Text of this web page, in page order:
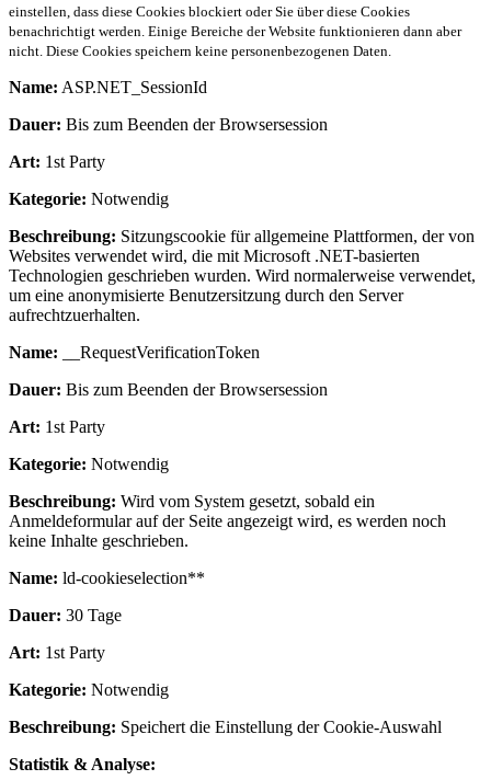
einstellen, dass diese Cookies blockiert oder Sie über diese Cookies
benachrichtigt werden. Einige Bereiche der Website funktionieren dann aber
nicht. Diese Cookies speichern keine personenbezogenen Daten.
Name: ASP.NET_SessionId
Dauer: Bis zum Beenden der Browsersession
Art: 1st Party
Kategorie: Notwendig
Beschreibung: Sitzungscookie für allgemeine Plattformen, der von
Websites verwendet wird, die mit Microsoft .NET-basierten
Technologien geschrieben wurden. Wird normalerweise verwendet,
um eine anonymisierte Benutzersitzung durch den Server
aufrechtzuerhalten.
Name: __RequestVerificationToken
Dauer: Bis zum Beenden der Browsersession
Art: 1st Party
Kategorie: Notwendig
Beschreibung: Wird vom System gesetzt, sobald ein
Anmeldeformular auf der Seite angezeigt wird, es werden noch
keine Inhalte geschrieben.
Name: ld-cookieselection**
Dauer: 30 Tage
Art: 1st Party
Kategorie: Notwendig
Beschreibung: Speichert die Einstellung der Cookie-Auswahl
Statistik & Analyse: